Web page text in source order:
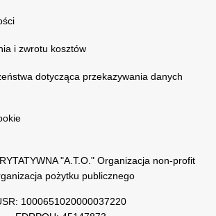
"A.T.O." Organizacja non-profit
pożytku publicznego
1000651020000037220
i zwrotu kosztów
dotycząca przekazywania danych